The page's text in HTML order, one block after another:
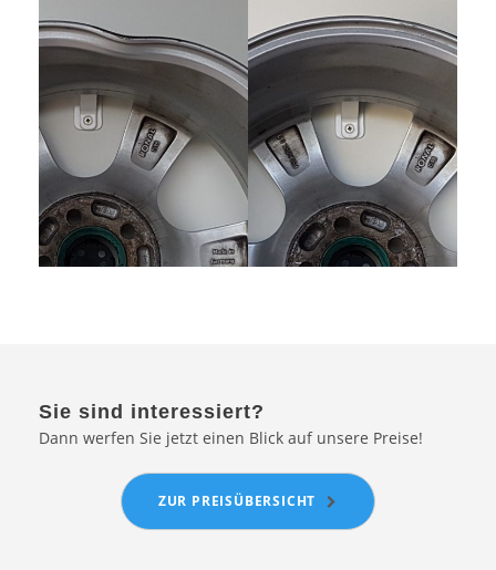
Sie sind interessiert?
Dann werfen Sie jetzt einen Blick auf unsere Preise!
ZUR PREISÜBERSICHT